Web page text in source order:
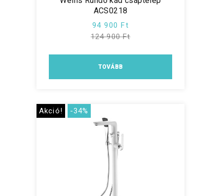
ACS0218
94 900 Ft
124 900 Ft
TOVÁBB
Akció! -34%